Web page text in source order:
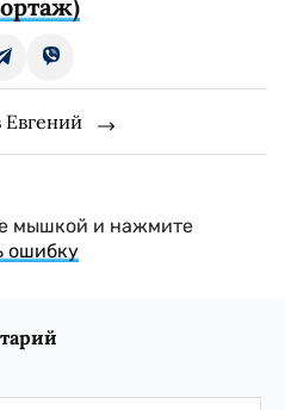
Евгений
мышкой и нажмите
ошибку